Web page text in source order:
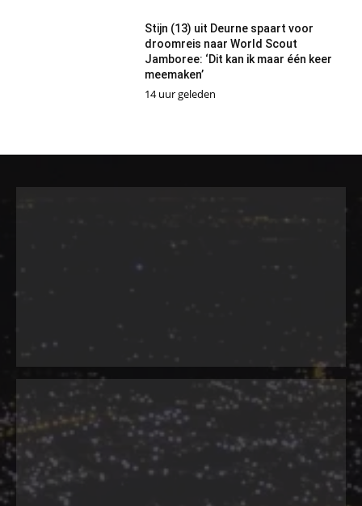
Stijn (13) uit Deurne spaart voor
droomreis naar World Scout
Jamboree: ‘Dit kan ik maar één keer
meemaken’
14 uur geleden